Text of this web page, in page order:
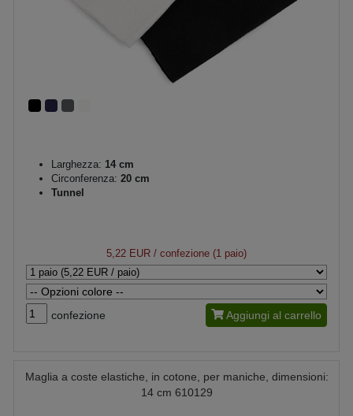
Larghezza: 14 cm
Circonferenza: 20 cm
Tunnel
5,22 EUR / confezione (1 paio)
confezione Aggiungi al carrello
Maglia a coste elastiche, in cotone, per maniche, dimensioni:
14 cm 610129